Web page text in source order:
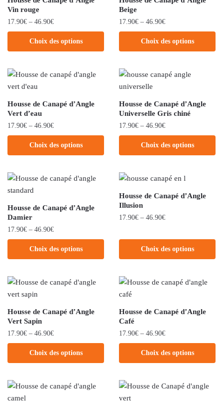
Vin rouge
17.90€ – 46.90€
Choix des options
Beige
17.90€ – 46.90€
Choix des options
Housse de Canapé d’Angle
Vert d’eau
17.90€ – 46.90€
Choix des options
Housse de Canapé d’Angle
Universelle Gris chiné
17.90€ – 46.90€
Choix des options
Housse de Canapé d’Angle
Damier
17.90€ – 46.90€
Choix des options
Housse de Canapé d’Angle
Illusion
17.90€ – 46.90€
Choix des options
Housse de Canapé d’Angle
Vert Sapin
17.90€ – 46.90€
Choix des options
Housse de Canapé d’Angle
Café
17.90€ – 46.90€
Choix des options